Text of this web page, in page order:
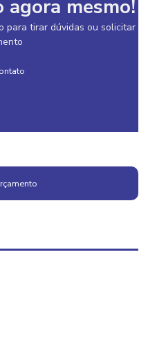
mesmo!
para tirar dúvidas ou solicitar